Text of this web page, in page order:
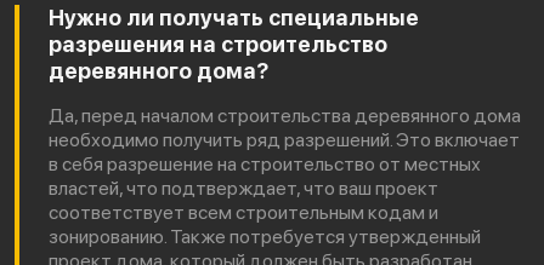
Нужно ли получать специальные
разрешения на строительство
деревянного дома?
Да, перед началом строительства деревянного дома
необходимо получить ряд разрешений. Это включает
в себя разрешение на строительство от местных
властей, что подтверждает, что ваш проект
соответствует всем строительным кодам и
зонированию. Также потребуется утвержденный